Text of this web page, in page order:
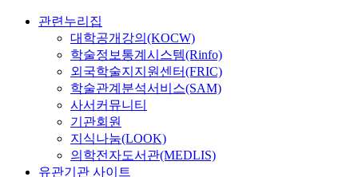
관련누리집
대학공개강의(KOCW)
학술정보통계시스템(Rinfo)
외국학술지지원센터(FRIC)
학술관계분석서비스(SAM)
사서커뮤니티
기관회원
지식나눔(LOOK)
의학전자도서관(MEDLIS)
유관기관 사이트